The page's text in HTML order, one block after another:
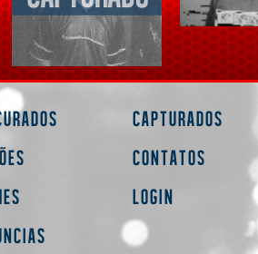
Capturados
Contatos
Login